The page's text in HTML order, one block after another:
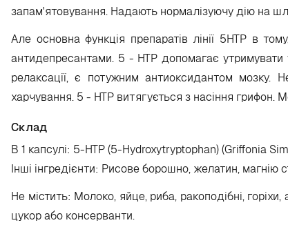
запам'ятовування. Надають нормалізуючудію на
Але основна функція препаратів лінії 5HTP в
антидепресантами. 5 - НТР допомагає утримувати
релаксації, є потужним антиоксидантом мозку.
харчування. 5 - НТР витягується з насіння грифон.
Склад
В 1 капсулі: 5-HTP (5-Hydroxytryptophan) (Griffonia
Інші інгредієнти: Рисове борошно, желатин, магнію
Не містить: Молоко, яйце, риба, ракоподібні,
цукор або консерванти.